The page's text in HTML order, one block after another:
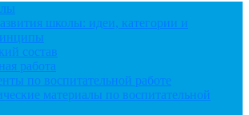
школы: идеи, категории и
состав
работа
по воспитательной работе
материалы по воспитательной